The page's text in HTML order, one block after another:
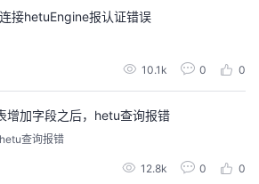
接hetuEngine报认证错误
10.1k 0 0
增加字段之后，hetu查询报错
查询报错
12.8k 0 0